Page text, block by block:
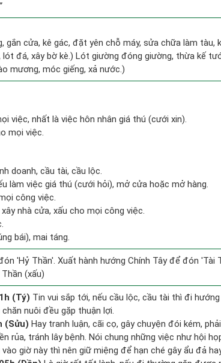
gắn cửa, kê gác, đặt yên chỗ máy, sửa chữa làm
đá, xây bờ kè.) Lót giường đóng giường, thừa kế
mương, móc giếng, xả nước.)
việc, nhất là việc hôn nhân giá thú (cưới xin).
mọi việc.
doanh, cầu tài, cầu lộc.
làm việc giá thú (cưới hỏi), mở cửa hoặc mở hàng.
công việc.
nhà cửa, xấu cho mọi công việc.
bái), mai táng.
'Hỷ Thần'. Xuất hành hướng Chính Tây để đón 'Tài
(xấu)
(Tý) Tin vui sắp tới, nếu cầu lộc, cầu tài thì đi
nuôi đều gặp thuận lợi.
(Sửu) Hay tranh luận, cãi cọ, gây chuyện đói kém,
rủa, tránh lây bệnh. Nói chung những việc như hội
giờ này thì nên giữ miệng để hạn ché gây ẩu đả